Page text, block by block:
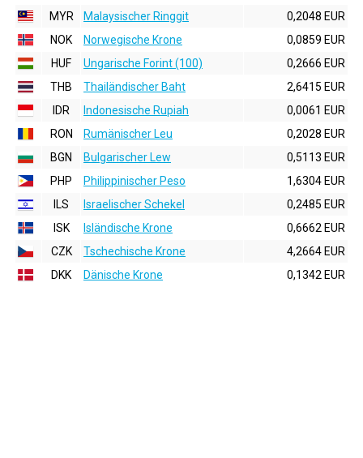
MYR
Malaysischer Ringgit
0,2048 EUR
NOK
Norwegische Krone
0,0859 EUR
HUF
Ungarische Forint (100)
0,2666 EUR
THB
Thailändischer Baht
2,6415 EUR
IDR
Indonesische Rupiah
0,0061 EUR
RON
Rumänischer Leu
0,2028 EUR
BGN
Bulgarischer Lew
0,5113 EUR
PHP
Philippinischer Peso
1,6304 EUR
ILS
Israelischer Schekel
0,2485 EUR
ISK
Isländische Krone
0,6662 EUR
CZK
Tschechische Krone
4,2664 EUR
DKK
Dänische Krone 0,1342 EUR